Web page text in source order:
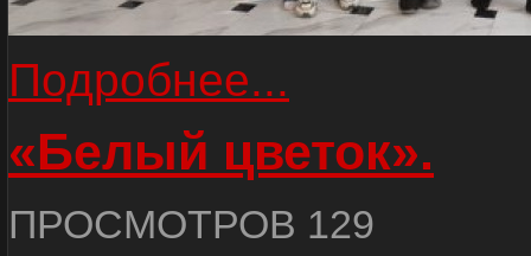
Подробнее...
«Белый цветок».
ПРОСМОТРОВ 129